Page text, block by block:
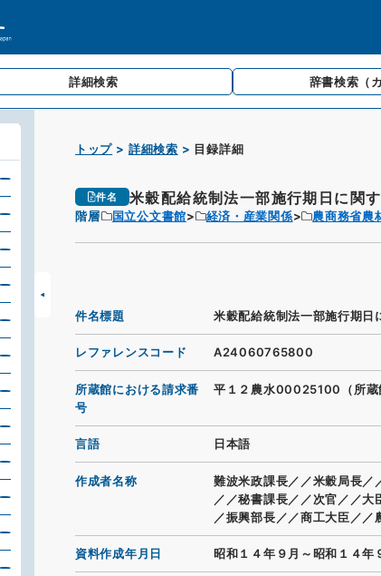
詳細検索 辞書検索 （
トップ 詳細検索 目録詳細
件名 米穀配給統制法一部施行期日に関
階層 国立公文書館 経済・産業関係 農商務省農
件名標題 米穀配給統制法一部施行期日
レファレンスコード A24060765800
所蔵館における請求番
号
平１２農水00025100（所蔵
言語 日本語
作成者名称
難波米政課長／／米穀局長／
／／秘書課長／／次官／／
／振興部長／／商工大臣／／
資料作成年月日 昭和１４年９月～昭和１４年